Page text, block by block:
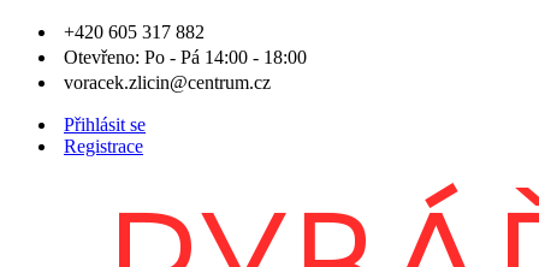
+420 605 317 882
Otevřeno: Po - Pá 14:00 - 18:00
voracek.zlicin@centrum.cz
Přihlásit se
Registrace